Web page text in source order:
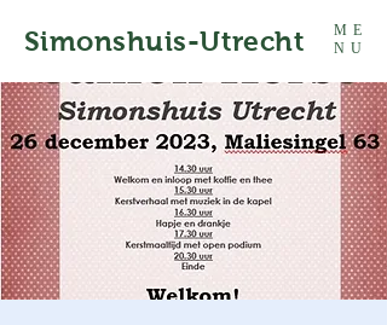
ME
NU
Simonshuis-Utrecht